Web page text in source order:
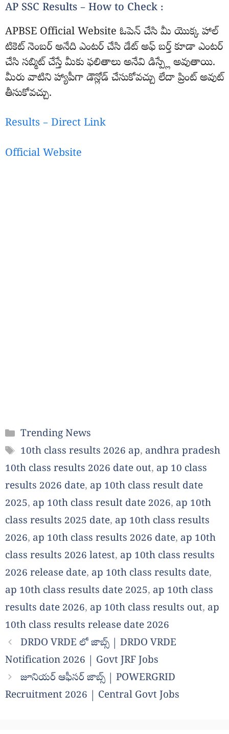
AP SSC Results – How to Check :
APBSE Official Website ఓపెన్ చేసి మీ యొక్క హాల్
టికెట్ నెంబర్ అనేది ఎంటర్ చేసి డేట్ అఫ్ బర్త్ కూడా ఎంటర్
చేసి సబ్మిట్ చేస్తే మీకు ఫలితాలు అనేవి డిస్ప్లే అవుతాయి.
మీరు వాటిని హ్యాపీగా డౌన్లోడ్ చేసుకోవచ్చు లేదా ప్రింట్ అవుట్
తీసుకోవచ్చు.
Results – Direct Link
Official Website
Categories
Trending News
Tags
10th class results 2026 ap, andhra pradesh
10th class results 2026 date out, ap 10 class
results 2026 date, ap 10th class result date
2025, ap 10th class result date 2026, ap 10th
class results 2025 date, ap 10th class results
2026, ap 10th class results 2026 date, ap 10th
class results 2026 latest, ap 10th class results
2026 release date, ap 10th class results date,
ap 10th class results date 2025, ap 10th class
results date 2026, ap 10th class results out, ap
10th class results release date 2026
DRDO VRDE లో జాబ్స్ | DRDO VRDE
Notification 2026 | Govt JRF Jobs
జూనియర్ ఆఫీసర్ జాబ్స్ | POWERGRID
Recruitment 2026 | Central Govt Jobs